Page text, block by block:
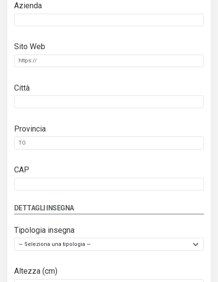
Azienda
Sito Web
Città
Provincia
CAP
DETTAGLI INSEGNA
Tipologia insegna
Altezza (cm)